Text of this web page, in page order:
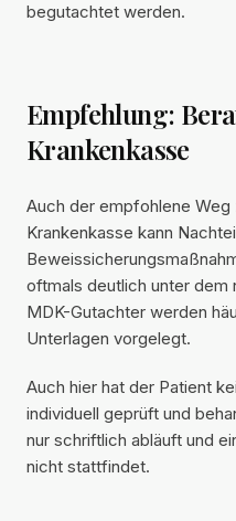
begutachtet werden.
Empfehlung:
Krankenkasse
Auch der empfohlene
Krankenkasse kann
oftmals deutlich unter dem
MDK-Gutachter werden
Unterlagen vorgelegt.
Auch hier hat der Patient
individuell geprüft und
nur schriftlich abläuft und
nicht stattfindet.